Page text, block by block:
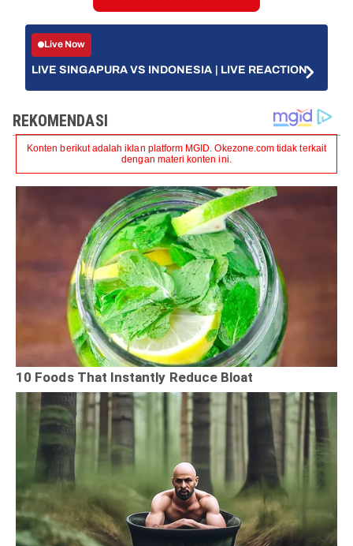
Live Now
LIVE SINGAPURA VS INDONESIA | LIVE REACTION